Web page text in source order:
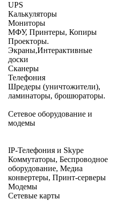
UPS
Калькуляторы
Мониторы
МФУ, Принтеры, Копиры
Проекторы.
Экраны,Интерактивные
доски
Сканеры
Телефония
Шредеры (уничтожители),
ламинаторы, брошюраторы.
Сетевое оборудование и
модемы
IP-Телефония и Skype
Коммутаторы, Беспроводное
оборудование, Медиа
конвертеры, Принт-серверы
Модемы
Сетевые карты